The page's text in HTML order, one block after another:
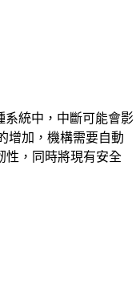
系統中，中斷可能會影
增加，機構需要自動
性，同時將現有安全